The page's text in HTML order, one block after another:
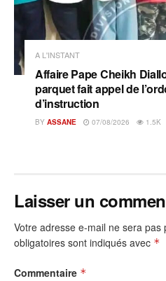
A L'INSTANT
Affaire Pape Cheikh
parquet fait appel de
d’instruction
BY ASSANE 07/08/2026 1.5K
Laisser un
Votre adresse e-mail ne sera pas
obligatoires sont indiqués avec *
Commentaire *